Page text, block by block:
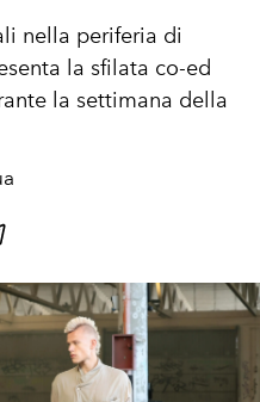
nella periferia di
la sfilata co-ed
la settimana della